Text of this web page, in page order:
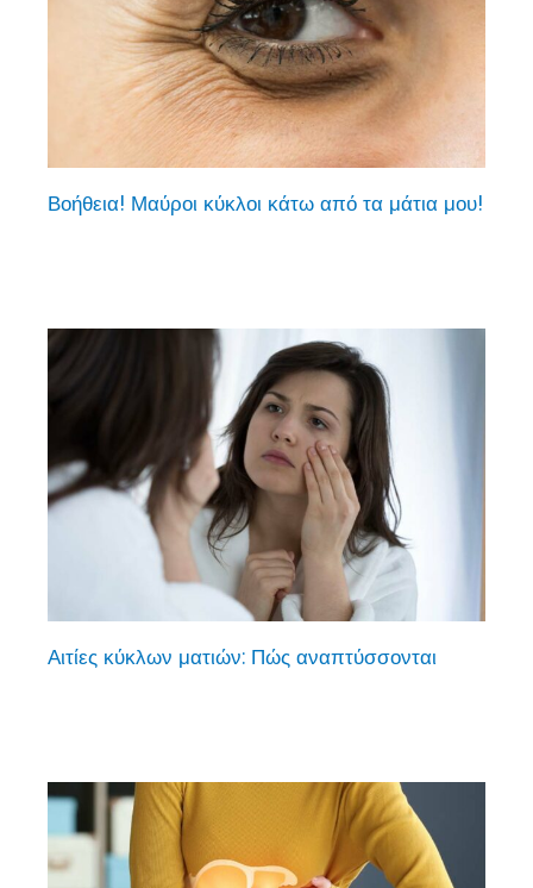
Βοήθεια! Μαύροι κύκλοι κάτω από τα μάτια μου!
Αιτίες κύκλων ματιών: Πώς αναπτύσσονται